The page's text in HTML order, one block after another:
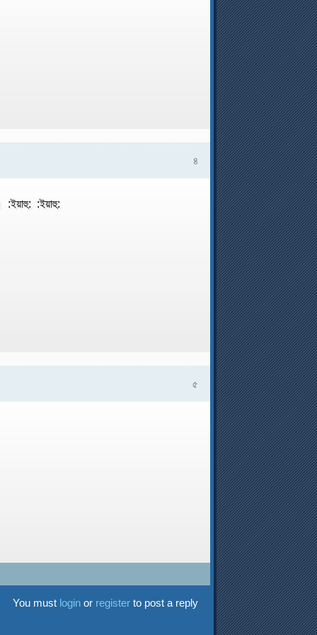
৪
:ইয়াহু: :ইয়াহু:
৫
You must loginor registerto post a reply